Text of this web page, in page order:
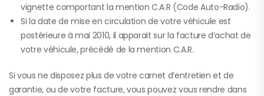
vignette comportant la mention C.A.R (Code Auto-Radio).
Si la date de mise en circulation de votre véhicule est
postérieure à mai 2010, il apparait sur la facture d’achat de
votre véhicule, précédé de la mention C.A.R.
Si vous ne disposez plus de votre carnet d’entretien et de
garantie, ou de votre facture, vous pouvez vous rendre dans